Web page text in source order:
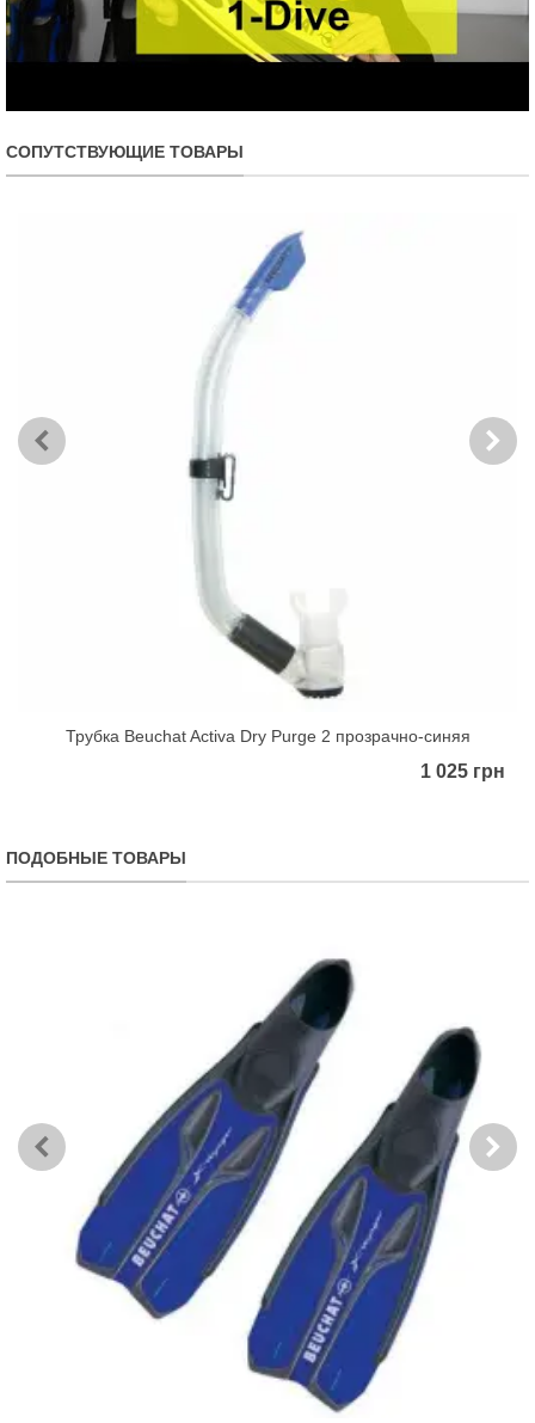
СОПУТСТВУЮЩИЕ ТОВАРЫ
Трубка Beuchat Activa Dry Purge 2 прозрачно-синяя
1 025 грн
ПОДОБНЫЕ ТОВАРЫ